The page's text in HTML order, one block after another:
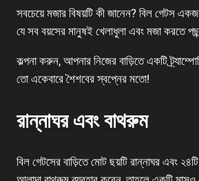
সবচেয়ে মজার বিষয়টি কী জানেন? বিল গেটস
যে সব বয়সের মানুষই খেলাধুলা এবং মজা করতে
কল্পনা করুন, আপনার নিজের বাড়িতে একটি
তো একেবারে শৈশবের স্বপ্নের মতো!
রান্নাঘর এবং বাথরুম
বিল গেটসের বাড়িতে মোট ছয়টি রান্নাঘর এবং